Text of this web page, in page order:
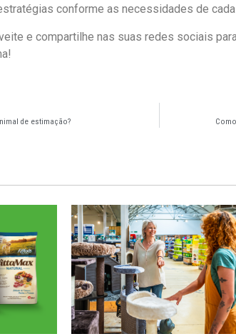
conforme as necessidades de cada
e compartilhe nas suas redes sociais
de estimação?